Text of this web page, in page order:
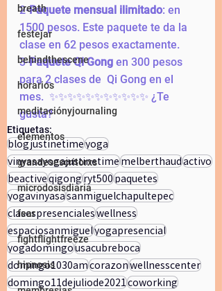
breath
festejar
behindthescene
horarios
meditaciónyjournaling
elementos
grandesescritorxs
microdosisdiaria
fear
fightflightfreeze
hipnosis
2-Paquete mensual ilimitado: en
1500 pesos. Este paquete te da la
clase en 62 pesos exactamente.
3-Paquete Qi Gong en 300 pesos
para 2 clases de  Qi Gong en el
mes.  ✨✨✨✨✨✨✨✨✨✨✨ ¿Te
gusta?
Etiquetas:
blogjustinetimeyoga
vinyasayogajustinetimemelberthaudactivo
beactiveqigongryt500paquetes
yogavinyasasanmiguelchapultepec
clasespresencialeswellness
espaciosanmiguelyogapresencial
yogadomingousacubreboca
domingo1030amcorazonwellnesscenter
domingo11dejuliode2021coworking